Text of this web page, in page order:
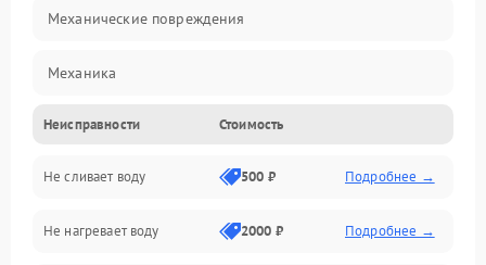
Механические повреждения
Механика
Управление
Электропитание
Датчики
Неисправности Стоимость
Не сливает воду 500 ₽ Подробнее →
Не нагревает воду 2000 ₽ Подробнее →